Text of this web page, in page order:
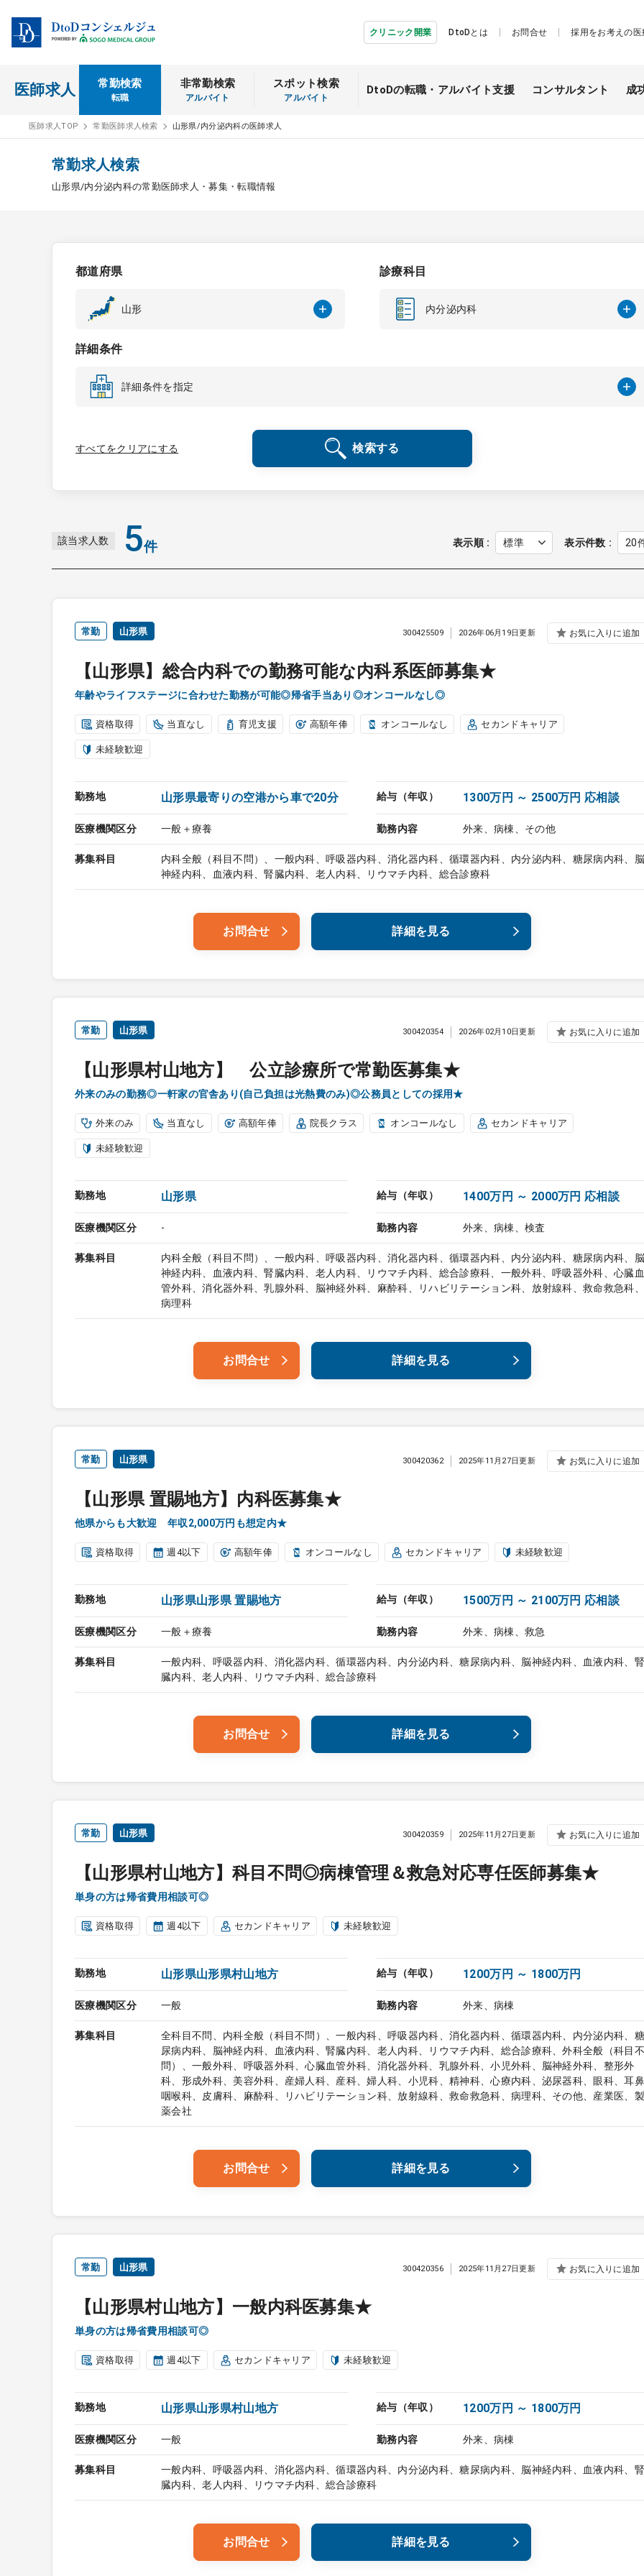
クリニック開業 DtoDとは お問合せ 採用をお考えの
医師求人 常勤検索
転職
非常勤検索
アルバイト
スポット検索
アルバイト
DtoDの転職・ アルバイト支援 コンサルタント 成
医師求人TOP 常勤医師求人検索 山形県/内分泌内科の医師求人
常勤求人検索
山形県/内分泌内科の常勤医師求人・募集・転職情報
都道府県
山形
診療科目
内分泌内科
詳細条件
詳細条件を指定
検索する
すべてをクリアにする
該当求人数 5件 表示順 表示件数
常勤 山形県
【山形県】総合内科での勤務可能な内科系医師募集★
年齢やライフステージに合わせた勤務が可能◎帰省手当あり◎オンコールなし◎
300425509 2026年06月19日更新 お気に入りに追加
資格取得 当直なし 育児支援 高額年俸 オンコールなし セカンドキャリア
未経験歓迎
勤務地 山形県最寄りの空港から車で20分 給与（年収） 1300万円 ～ 2500万円 応相談
医療機関区分 一般＋療養 勤務内容 外来、病棟、その他
募集科目
内科全般（科目不問）、一般内科、呼吸器内科、消化器内科、循環器内科、内分泌内科、糖尿病内科、
神経内科、血液内科、腎臓内科、老人内科、リウマチ内科、総合診療科
お問合せ 詳細を見る
常勤 山形県
【山形県村山地方】 公立診療所で常勤医募集★
外来のみの勤務◎一軒家の官舎あり(自己負担は光熱費のみ)◎公務員としての採用★
300420354 2026年02月10日更新 お気に入りに追加
外来のみ 当直なし 高額年俸 院長クラス オンコールなし セカンドキャリア
未経験歓迎
勤務地 山形県 給与（年収） 1400万円 ～ 2000万円 応相談
医療機関区分 - 勤務内容 外来、病棟、検査
募集科目
内科全般（科目不問）、一般内科、呼吸器内科、消化器内科、循環器内科、内分泌内科、糖尿病内科、
神経内科、血液内科、腎臓内科、老人内科、リウマチ内科、総合診療科、一般外科、呼吸器外科、心臓
管外科、消化器外科、乳腺外科、脳神経外科、麻酔科、リハビリテーション科、放射線科、救命救急科
病理科
お問合せ 詳細を見る
常勤 山形県
【山形県 置賜地方】内科医募集★
他県からも大歓迎 年収2,000万円も想定内★
300420362 2025年11月27日更新 お気に入りに追加
資格取得 週4以下 高額年俸 オンコールなし セカンドキャリア 未経験歓迎
勤務地 山形県山形県 置賜地方 給与（年収） 1500万円 ～ 2100万円 応相談
医療機関区分 一般＋療養 勤務内容 外来、病棟、救急
募集科目
一般内科、呼吸器内科、消化器内科、循環器内科、内分泌内科、糖尿病内科、脳神経内科、血液内科、
臓内科、老人内科、リウマチ内科、総合診療科
お問合せ 詳細を見る
常勤 山形県
【山形県村山地方】科目不問◎病棟管理＆救急対応専任医師募集★
単身の方は帰省費用相談可◎
300420359 2025年11月27日更新 お気に入りに追加
資格取得 週4以下 セカンドキャリア 未経験歓迎
勤務地 山形県山形県村山地方 給与（年収） 1200万円 ～ 1800万円
医療機関区分 一般 勤務内容 外来、病棟
募集科目
全科目不問、内科全般（科目不問）、一般内科、呼吸器内科、消化器内科、循環器内科、内分泌内科、
尿病内科、脳神経内科、血液内科、腎臓内科、老人内科、リウマチ内科、総合診療科、外科全般（科目
問）、一般外科、呼吸器外科、心臓血管外科、消化器外科、乳腺外科、小児外科、脳神経外科、整形外
科、形成外科、美容外科、産婦人科、産科、婦人科、小児科、精神科、心療内科、泌尿器科、眼科、耳
咽喉科、皮膚科、麻酔科、リハビリテーション科、放射線科、救命救急科、病理科、その他、産業医、
薬会社
お問合せ 詳細を見る
常勤 山形県
【山形県村山地方】一般内科医募集★
単身の方は帰省費用相談可◎
300420356 2025年11月27日更新 お気に入りに追加
資格取得 週4以下 セカンドキャリア 未経験歓迎
勤務地 山形県山形県村山地方 給与（年収） 1200万円 ～ 1800万円
医療機関区分 一般 勤務内容 外来、病棟
募集科目
一般内科、呼吸器内科、消化器内科、循環器内科、内分泌内科、糖尿病内科、脳神経内科、血液内科、
臓内科、老人内科、リウマチ内科、総合診療科
お問合せ 詳細を見る